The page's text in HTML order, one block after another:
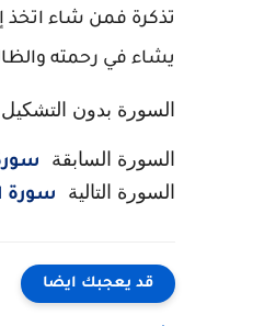
يشاء في رحمته والظالمين أعد لهم عذابا
السورة بدون التشكيل
السورة السابقة
السورة التالية سورة
قد يعجبك ايضا